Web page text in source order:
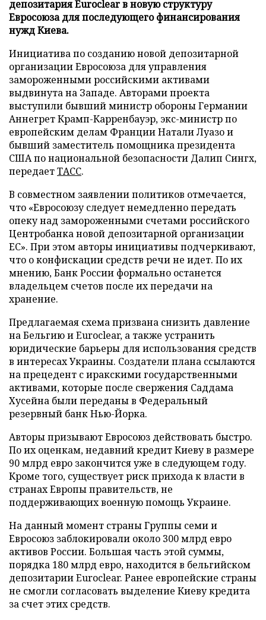
депозитария Euroclear в новую структуру
Евросоюза для последующего финансирования
нужд Киева.
Инициатива по созданию новой депозитарной
организации Евросоюза для управления
замороженными российскими активами
выдвинута на Западе. Авторами проекта
выступили бывший министр обороны Германии
Аннегрет Крамп-Карренбауэр, экс-министр по
европейским делам Франции Натали Луазо и
бывший заместитель помощника президента
США по национальной безопасности Далип Сингх,
передаетТАСС.
В совместном заявлении политиков отмечается,
что «Евросоюзу следует немедленно передать
опеку над замороженными счетами российского
Центробанка новой депозитарной организации
ЕС». При этом авторы инициативы подчеркивают,
что о конфискации средств речи не идет. По их
мнению, Банк России формально останется
владельцем счетов после их передачи на
хранение.
Предлагаемая схема призвана снизить давление
на Бельгию и Euroclear, а также устранить
юридические барьеры для использования средств
в интересах Украины. Создатели плана ссылаются
на прецедент с иракскими государственными
активами, которые после свержения Саддама
Хусейна были переданы в Федеральный
резервный банк Нью-Йорка.
Авторы призывают Евросоюз действовать быстро.
По их оценкам, недавний кредит Киеву в размере
90 млрд евро закончится уже в следующем году.
Кроме того, существует риск прихода к власти в
странах Европы правительств, не
поддерживающих военную помощь Украине.
На данный момент страны Группы семи и
Евросоюз заблокировали около 300 млрд евро
активов России. Большая часть этой суммы,
порядка 180 млрд евро, находится в бельгийском
депозитарии Euroclear. Ранее европейские страны
не смогли согласовать выделение Киеву кредита
за счет этих средств.